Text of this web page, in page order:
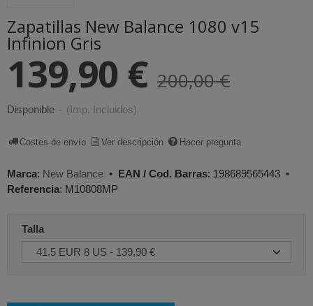
Zapatillas New Balance 1080 v15
Infinion Gris
139,90 € 200,00 €
Disponible - (Imp. Incluidos)
Costes de envío Ver descripción Hacer pregunta
Marca: New Balance • EAN / Cod. Barras: 198689565443 •
Referencia: M10808MP
Talla